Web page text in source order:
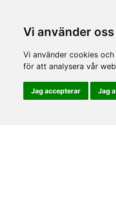
Vi använder
Vi använder cookies
för att analysera vår
Jag accepterar Jag